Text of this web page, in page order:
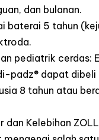
dan bulanan.
baterai 5 tahun
pediatrik cerdas:
padz® dapat dibeli
8 tahun atau
dan Kelebihan